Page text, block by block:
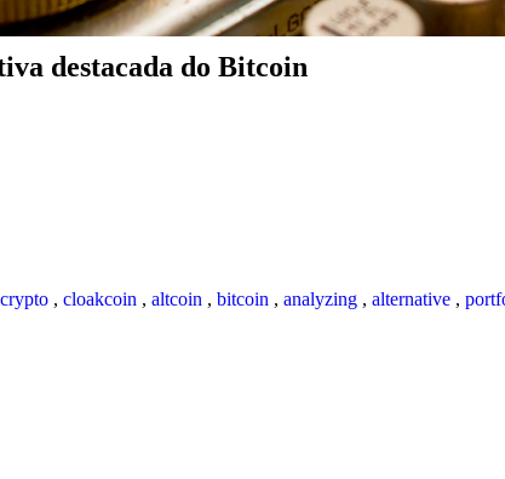
destacada do Bitcoin
crypto , cloakcoin , altcoin , bitcoin , analyzing , alternative ,